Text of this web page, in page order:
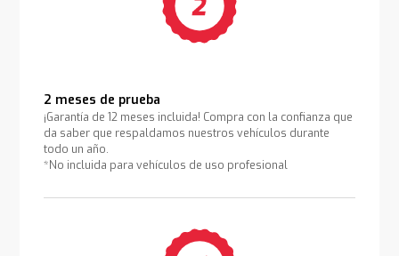
2 meses de prueba
¡Garantía de 12 meses incluida! Compra con la confianza que
da saber que respaldamos nuestros vehículos durante
todo un año.
*No incluida para vehículos de uso profesional